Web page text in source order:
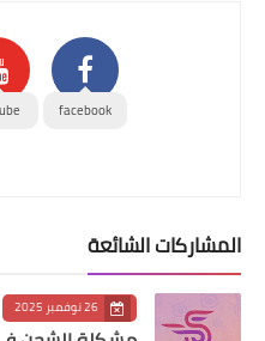
facebook
المشاركات الشائعة
26 نوفمبر 2025